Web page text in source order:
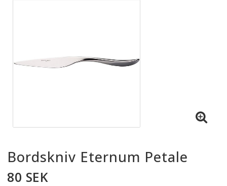
Bordskniv Eternum Petale
80 SEK